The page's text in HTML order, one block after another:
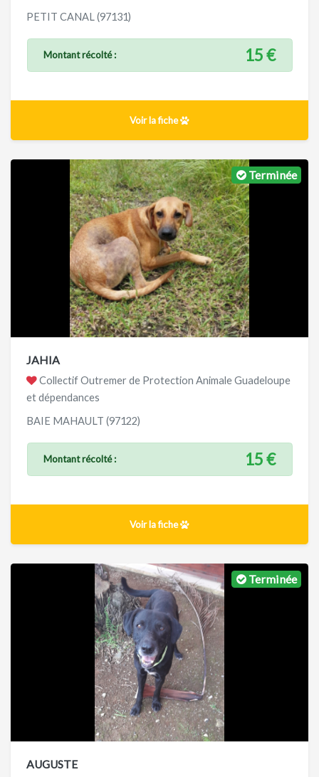
PETIT CANAL (97131)
Montant récolté : 15 €
Voir la fiche
Terminée
JAHIA
Collectif Outremer de Protection Animale Guadeloupe
et dépendances
BAIE MAHAULT (97122)
Montant récolté : 15 €
Voir la fiche
Terminée
AUGUSTE